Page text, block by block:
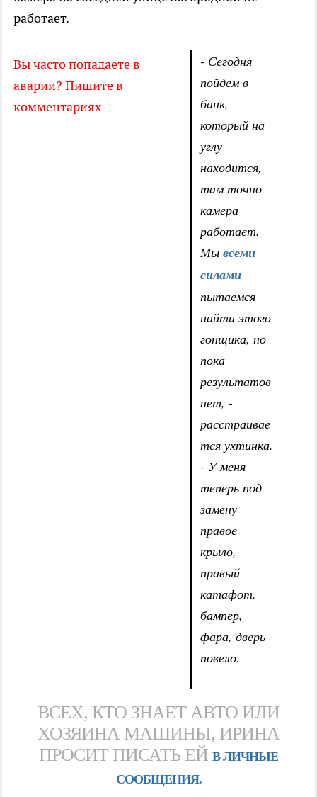
работает.
Вы часто попадаете в
аварии? Пишите в
комментариях
- Сегодня
пойдем в
банк,
который на
углу
находится,
там точно
камера
работает.
Мы всеми
силами
пытаемся
найти этого
гонщика, но
пока
результатов
нет, -
расстраивае
тся ухтинка.
- У меня
теперь под
замену
правое
крыло,
правый
катафот,
бампер,
фара, дверь
повело.
ВСЕХ, КТО ЗНАЕТ АВТО ИЛИ
ХОЗЯИНА МАШИНЫ, ИРИНА
ПРОСИТ ПИСАТЬ ЕЙ В ЛИЧНЫЕ
СООБЩЕНИЯ.